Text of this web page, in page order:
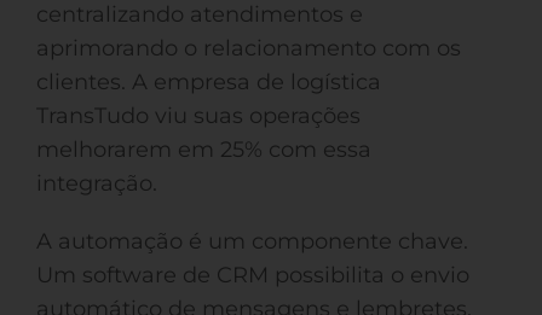
centralizando atendimentos e
aprimorando o relacionamento com os
clientes. A empresa de logística
TransTudo viu suas operações
melhorarem em 25% com essa
integração.
A automação é um componente chave.
Um software de CRM possibilita o envio
automático de mensagens e lembretes,